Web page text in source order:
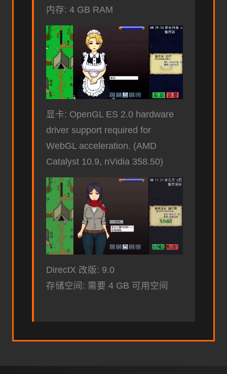
内存: 4 GB RAM
显卡: OpenGL ES 2.0 hardware
driver support required for
WebGL acceleration. (AMD
Catalyst 10.9, nVidia 358.50)
DirectX 改版: 9.0
存储空间: 需要 4 GB 可用空间